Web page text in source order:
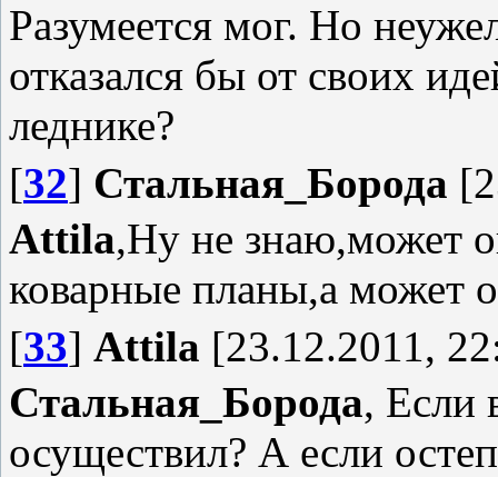
Разумеется мог. Но
отказался бы от своих
леднике?
[32] Стальная_Борода
Attila,Ну не знаю,может
коварные планы,а может
[33] Attila [23.12.2011,
Стальная_Борода, Если
осуществил? А если